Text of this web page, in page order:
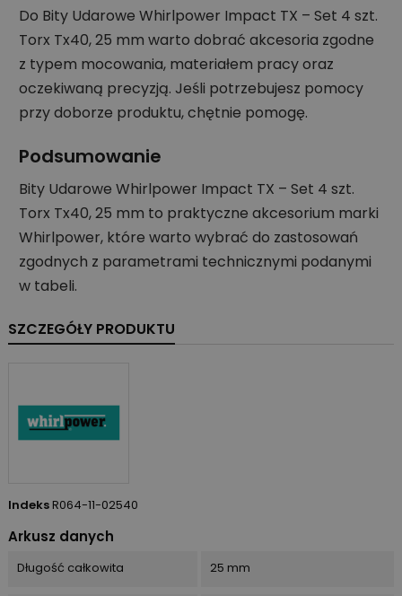
Do Bity Udarowe Whirlpower Impact TX – Set 4 szt.
Torx Tx40, 25 mm warto dobrać akcesoria zgodne
z typem mocowania, materiałem pracy oraz
oczekiwaną precyzją. Jeśli potrzebujesz pomocy
przy doborze produktu, chętnie pomogę.
Podsumowanie
Bity Udarowe Whirlpower Impact TX – Set 4 szt.
Torx Tx40, 25 mm to praktyczne akcesorium marki
Whirlpower, które warto wybrać do zastosowań
zgodnych z parametrami technicznymi podanymi
w tabeli.
SZCZEGÓŁY PRODUKTU
IndeksR064-11-02540
Arkusz danych
Długość całkowita 25 mm